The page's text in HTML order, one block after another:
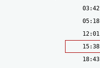
03:42
05:18
12:01
15:38
18:43